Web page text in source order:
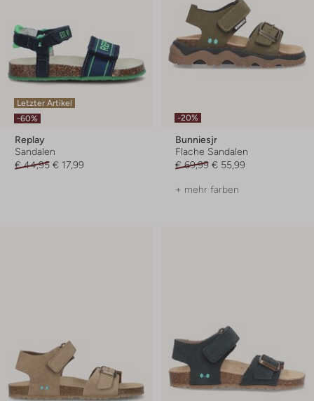
Letzter Artikel
-60%
Replay
Sandalen
€ 44,95 € 17,99
-20%
Bunniesjr
Flache Sandalen
€ 69,99 € 55,99
+ mehr farben